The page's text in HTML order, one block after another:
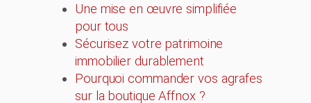
Une mise en œuvre simplifiée
pour tous
Sécurisez votre patrimoine
immobilier durablement
Pourquoi commander vos agrafes
sur la boutique Affnox ?